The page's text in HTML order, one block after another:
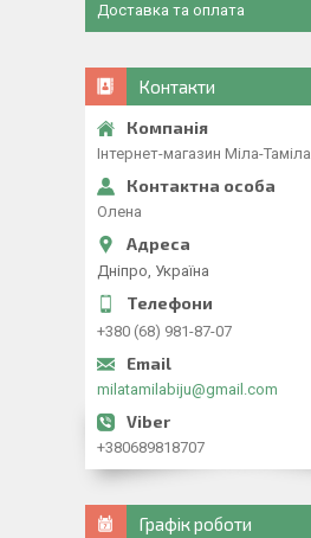
Доставка та оплата
Контакти
Інтернет-магазин Міла-Таміла
Олена
Дніпро, Україна
+380 (68) 981-87-07
milatamilabiju@gmail.com
+380689818707
Графік роботи